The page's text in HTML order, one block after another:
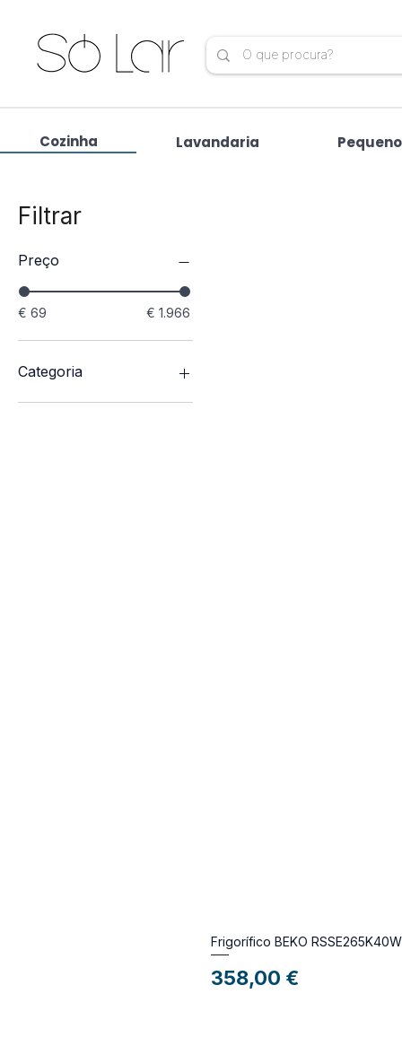
Cozinha Lavandaria
Filtrar
Preço
€ 69 € 1.966
Categoria
Arcas Congeladoras
Frigorífico BEKO
Preço
358,00 €